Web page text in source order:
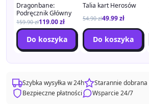
Dragonbane:
Podręcznik Główny
159.90zł119.00zł
Do koszyka
Talia kart Herosów
54.90zł49.99zł
Do koszyka
Szybka wysyłka w 24h
Starannie
Bezpieczne płatności
Wsparcie 24/7